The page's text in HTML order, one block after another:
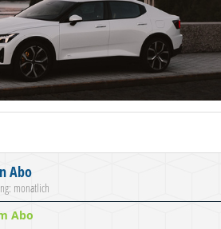
Abo
monatlich
Abo